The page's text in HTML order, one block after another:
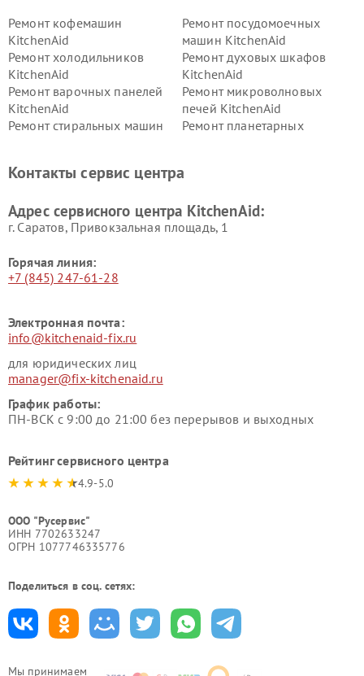
Мы принимаем
Ремонт кофемашин
KitchenAid
Ремонт посудомоечных
машин KitchenAid
Ремонт холодильников
KitchenAid
Ремонт духовых шкафов
KitchenAid
Ремонт варочных панелей
KitchenAid
Ремонт микроволновых
печей KitchenAid
Ремонт стиральных машин
Ремонт планетарных
Контакты сервис центра
Адрес сервисного центра KitchenAid:
г. Саратов, Привокзальная площадь, 1
Горячая линия:
+7 (845) 247-61-28
Электронная почта:
info@kitchenaid-fix.ru
для юридических лиц
manager@fix-kitchenaid.ru
График работы:
ПН-ВСК с 9:00 до 21:00 без перерывов и выходных
Рейтинг сервисного центра
4.9-5.0
ООО "Русервис"
ИНН 7702633247
ОГРН 1077746335776
Поделиться в соц. сетях: